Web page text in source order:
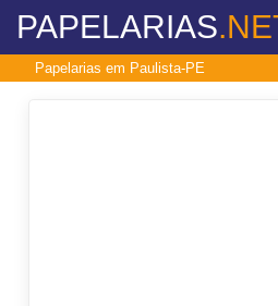
PAPELARIAS
Papelarias em Paulista-PE